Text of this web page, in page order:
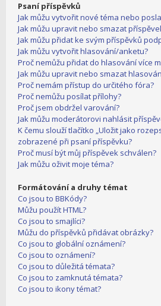
Psaní příspěvků
Jak můžu vytvořit nové téma nebo
Jak můžu upravit nebo smazat
Jak můžu přidat ke svým příspěvků
Jak můžu vytvořit hlasování/anketu?
Proč nemůžu přidat do hlasování více
Jak můžu upravit nebo smazat
Proč nemám přístup do určitého fóra?
Proč nemůžu posílat přílohy?
Proč jsem obdržel varování?
Jak můžu moderátorovi nahlásit
K čemu slouží tlačítko „Uložit jako
zobrazené při psaní příspěvku?
Proč musí být můj příspěvek schválen?
Jak můžu oživit moje téma?
Formátování a druhy témat
Co jsou to BBKódy?
Můžu použít HTML?
Co jsou to smajlíci?
Můžu do příspěvků přidávat obrázky?
Co jsou to globální oznámení?
Co jsou to oznámení?
Co jsou to důležitá témata?
Co jsou to zamknutá témata?
Co jsou to ikony témat?